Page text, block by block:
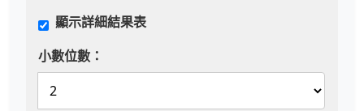
顯示詳細結果表
小數位數：